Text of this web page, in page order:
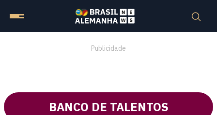
Publicidade
BANCO DE TALENTOS